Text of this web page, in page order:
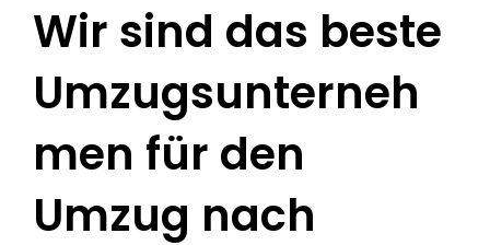
Wir sind das beste
Umzugsunterneh
men für den
Umzug nach